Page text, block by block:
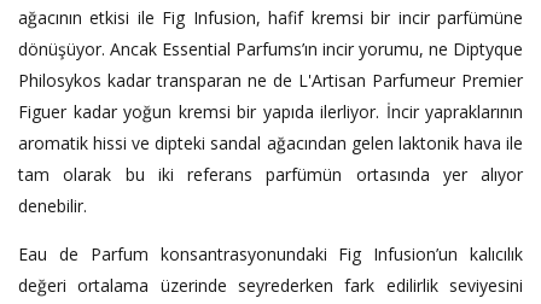
ağacının etkisi ile Fig Infusion, hafif kremsi bir incir parfümüne
dönüşüyor. Ancak Essential Parfums’ın incir yorumu, ne Diptyque
Philosykos kadar transparan ne de L'Artisan Parfumeur Premier
Figuer kadar yoğun kremsi bir yapıda ilerliyor. İncir yapraklarının
aromatik hissi ve dipteki sandal ağacından gelen laktonik hava ile
tam olarak bu iki referans parfümün ortasında yer alıyor
denebilir.
Eau de Parfum konsantrasyonundaki Fig Infusion’un kalıcılık
değeri ortalama üzerinde seyrederken fark edilirlik seviyesini